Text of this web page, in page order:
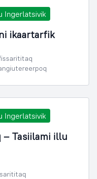
Ingerlatsivik
ikaartarfik
Ingerlatsivik
Tasiilami illu